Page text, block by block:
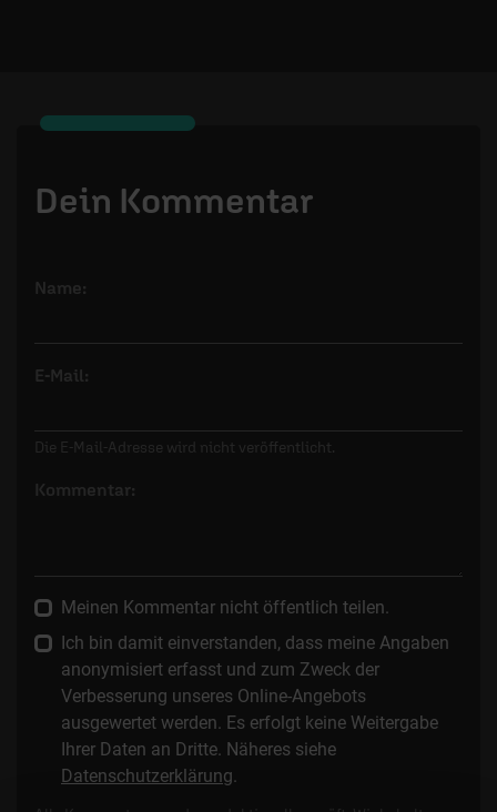
Dein Kommentar
Name:
E-Mail:
Die E-Mail-Adresse wird nicht veröffentlicht.
Kommentar:
Meinen Kommentar nicht öffentlich teilen.
Ich bin damit einverstanden, dass meine Angaben
anonymisiert erfasst und zum Zweck der
Verbesserung unseres Online-Angebots
ausgewertet werden. Es erfolgt keine Weitergabe
Ihrer Daten an Dritte. Näheres siehe
Datenschutzerklärung.